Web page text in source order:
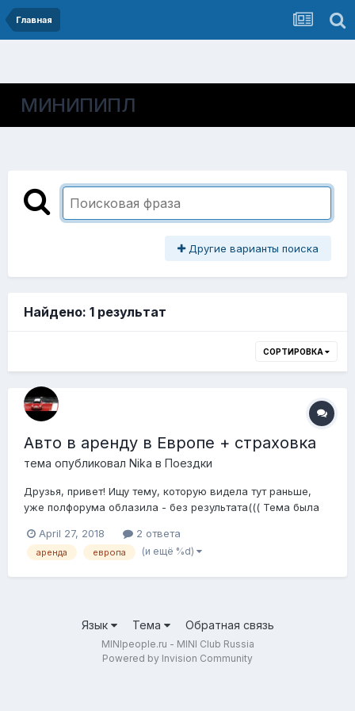
Главная
МИНИПИПЛ
Другие варианты поиска
Найдено: 1 результат
СОРТИРОВКА
Авто в аренду в Европе + страховка
тема опубликовал Nika в Поездки
Друзья, привет! Ищу тему, которую видела тут раньше,
уже полфорума облазила - без результата((( Тема была
ссылка на сайт, на котором можно оформить
международную страховку на прокатный автомобиль -
April 27, 2018 2 ответа
аренда европа (и ещё %d)
Язык Тема Обратная связь
MINIpeople.ru - MINI Club Russia
Powered by Invision Community